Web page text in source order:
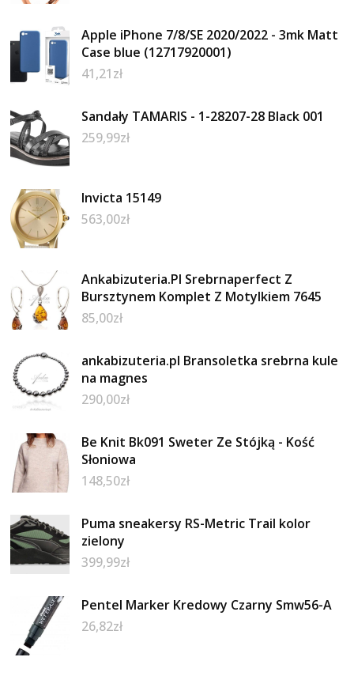
Apple iPhone 7/8/SE 2020/2022 - 3mk Matt
Case blue (12717920001)
41,21zł
Sandały TAMARIS - 1-28207-28 Black 001
259,99zł
Invicta 15149
563,00zł
Ankabizuteria.Pl Srebrnaperfect Z
Bursztynem Komplet Z Motylkiem 7645
85,00zł
ankabizuteria.pl Bransoletka srebrna kule
na magnes
290,00zł
Be Knit Bk091 Sweter Ze Stójką - Kość
Słoniowa
148,50zł
Puma sneakersy RS-Metric Trail kolor
zielony
399,99zł
Pentel Marker Kredowy Czarny Smw56-A
26,82zł